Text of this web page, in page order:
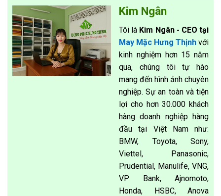
Kim Ngân
Tôi là Kim Ngân - CEO tại
May Mặc Hưng Thịnh với
kinh nghiệm hơn 15 năm
qua, chúng tôi tự hào
mang đến hình ảnh chuyên
nghiệp. Sự an toàn và tiện
lợi cho hơn 30.000 khách
hàng doanh nghiệp hàng
đầu tại Việt Nam như:
BMW, Toyota, Sony,
Viettel, Panasonic,
Prudential, Manulife, VNG,
VP Bank, Ajnomoto,
Honda, HSBC, Anova